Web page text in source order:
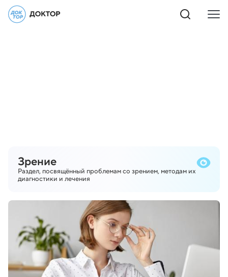
Зрение
Раздел, посвящённый проблемам со зрением, методам их
диагностики и лечения